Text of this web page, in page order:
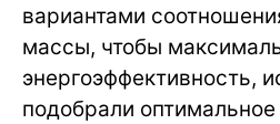
вариантами
массы, чтобы
энергоэффективность,
подобрали